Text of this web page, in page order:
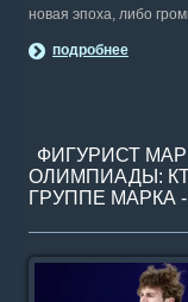
новая эпоха, либо
подробнее
ФИГУРИСТ
ОЛИМПИАДЫ:
ГРУППЕ МАРКА